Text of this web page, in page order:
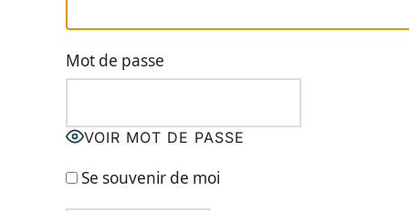
Mot de passe
VOIR MOT DE PASSE
Se souvenir de moi